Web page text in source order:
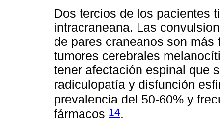
Dos tercios de los pacientes
intracraneana. Las
de pares craneanos son
tumores cerebrales
tener afectación espinal que
radiculopatía y disfunción
prevalencia del 50-60% y
fármacos 14.